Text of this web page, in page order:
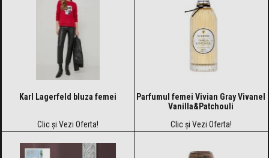
Karl Lagerfeld bluza femei
Clic și Vezi Oferta!
Parfumul femei Vivian Gray Vivanel
Vanilla&Patchouli
Clic și Vezi Oferta!